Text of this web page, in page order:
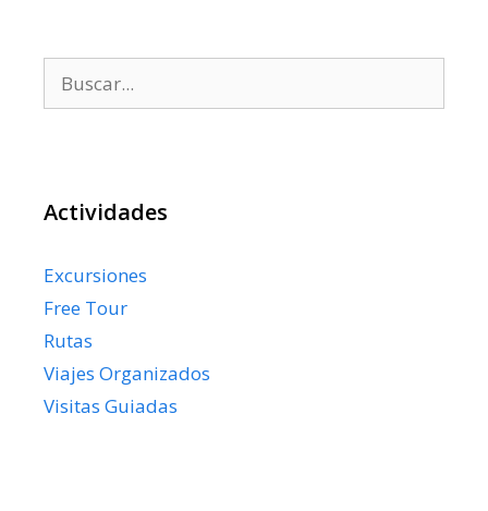
Actividades
Excursiones
Free Tour
Rutas
Viajes Organizados
Visitas Guiadas